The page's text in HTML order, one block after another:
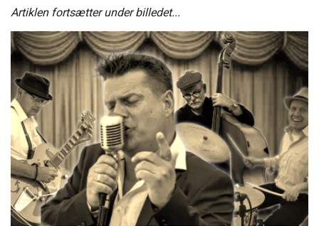
Artiklen fortsætter under billedet...